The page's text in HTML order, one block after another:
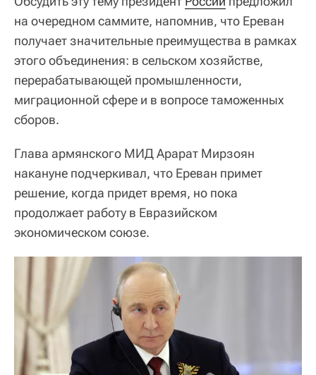
на очередном саммите, напомнив, что Ереван
получает значительные преимущества в рамках
этого объединения: в сельском хозяйстве,
перерабатывающей промышленности,
миграционной сфере и в вопросе таможенных
сборов.
Глава армянского МИД Арарат Мирзоян
накануне подчеркивал, что Ереван примет
решение, когда придет время, но пока
продолжает работу в Евразийском
экономическом союзе.